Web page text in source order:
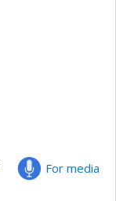
For media